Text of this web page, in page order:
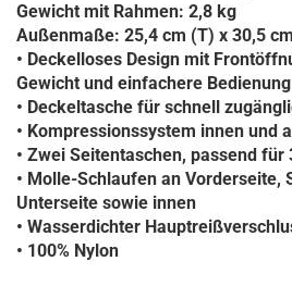
Gewicht mit Rahmen: 2,8 kg
Außenmaße: 25,4 cm (T) x 30,5
• Deckelloses Design mit
Gewicht und einfachere Bedienung
• Deckeltasche für schnell
• Kompressionssystem innen und
• Zwei Seitentaschen, passend
• Molle-Schlaufen an Vorderseite,
Unterseite sowie innen
• Wasserdichter
• 100% Nylon